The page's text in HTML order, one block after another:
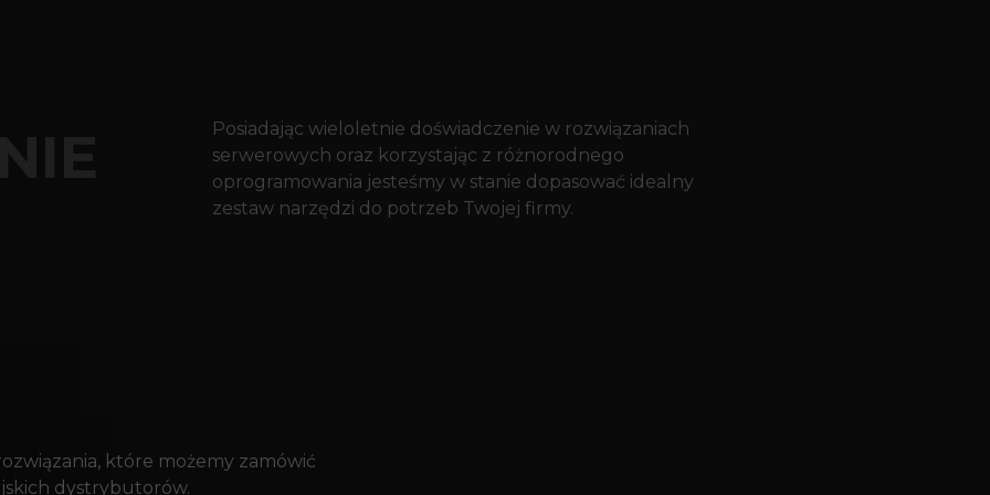
Posiadając wieloletnie doświadczenie w rozwiązaniach
serwerowych oraz korzystając z różnorodnego
oprogramowania jesteśmy w stanie dopasować idealny
zestaw narzędzi do potrzeb Twojej firmy.
które możemy zamówić
dystrybutorów.